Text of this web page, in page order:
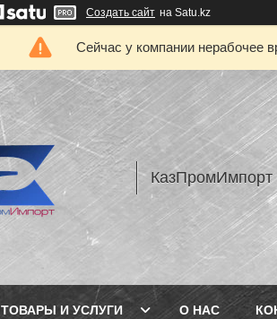
Создать сайт на Satu.kz
Сейчас у компании нерабочее
КазПромИмпорт
ТОВАРЫ И УСЛУГИ О НАС